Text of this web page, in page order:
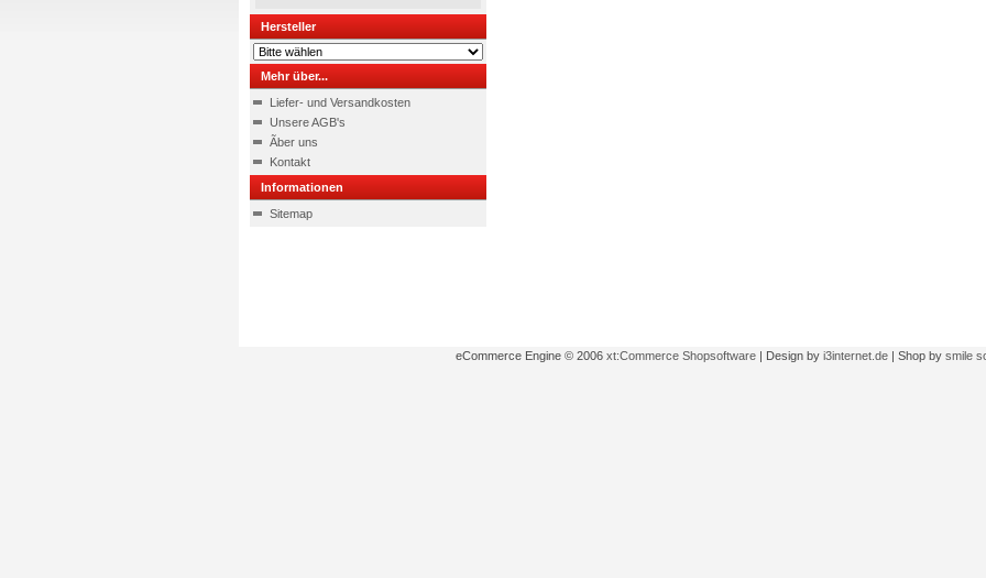
Hersteller
Mehr über...
Liefer- und Versandkosten
Unsere AGB's
Ãber uns
Kontakt
Informationen
Sitemap
eCommerce Engine © 2006 xt:Commerce Shopsoftware | Design by i3internet.de | Shop by smile